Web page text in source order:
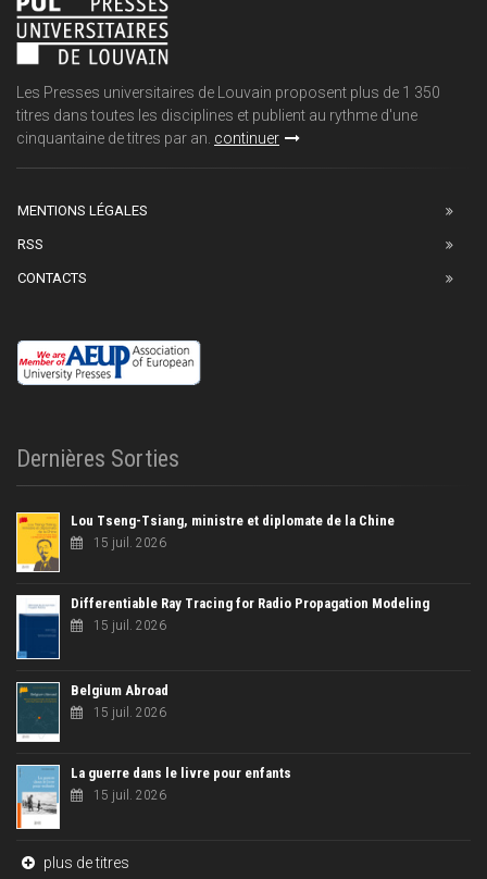
Les Presses universitaires de Louvain proposent plus de 1 350
titres dans toutes les disciplines et publient au rythme d'une
cinquantaine de titres par an. continuer
MENTIONS LÉGALES
RSS
CONTACTS
Dernières Sorties
Lou Tseng-Tsiang, ministre et diplomate de la Chine
15 juil. 2026
Differentiable Ray Tracing for Radio Propagation Modeling
15 juil. 2026
Belgium Abroad
15 juil. 2026
La guerre dans le livre pour enfants
15 juil. 2026
plus de titres